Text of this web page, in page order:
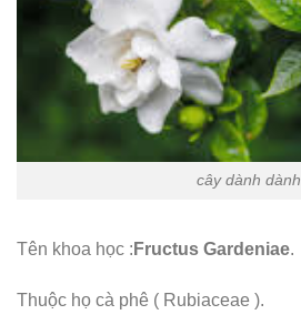
cây dành dành
Tên khoa học : Fructus Gardeniae.
Thuộc họ cà phê ( Rubiaceae ).